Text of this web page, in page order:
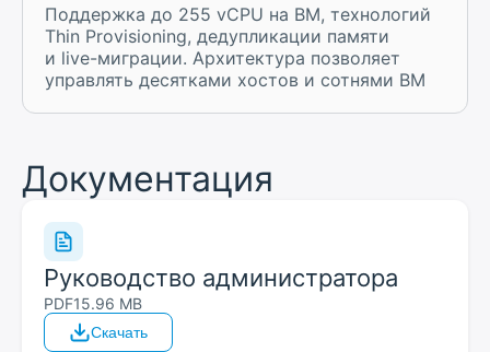
Поддержка до 255 vCPU на ВМ, технологий
Thin Provisioning, дедупликации памяти
и live-миграции. Архитектура позволяет
управлять десятками хостов и сотнями ВМ
Документация
Руководство администратора
PDF15.96 MB
Скачать